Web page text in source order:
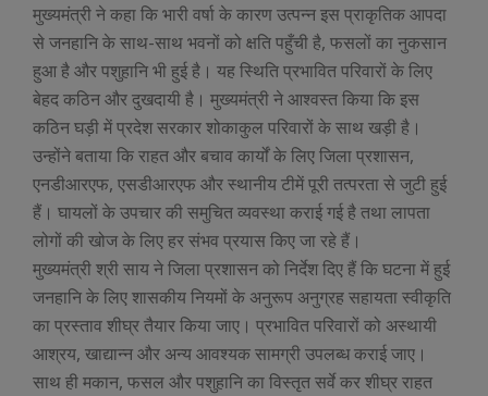
मुख्यमंत्री ने कहा कि भारी वर्षा के कारण उत्पन्न इस प्राकृतिक आपदा
से जनहानि के साथ-साथ भवनों को क्षति पहुँची है, फसलों का नुकसान
हुआ है और पशुहानि भी हुई है। यह स्थिति प्रभावित परिवारों के लिए
बेहद कठिन और दुखदायी है। मुख्यमंत्री ने आश्वस्त किया कि इस
कठिन घड़ी में प्रदेश सरकार शोकाकुल परिवारों के साथ खड़ी है।
उन्होंने बताया कि राहत और बचाव कार्यों के लिए जिला प्रशासन,
एनडीआरएफ, एसडीआरएफ और स्थानीय टीमें पूरी तत्परता से जुटी हुई
हैं। घायलों के उपचार की समुचित व्यवस्था कराई गई है तथा लापता
लोगों की खोज के लिए हर संभव प्रयास किए जा रहे हैं।
मुख्यमंत्री श्री साय ने जिला प्रशासन को निर्देश दिए हैं कि घटना में हुई
जनहानि के लिए शासकीय नियमों के अनुरूप अनुग्रह सहायता स्वीकृति
का प्रस्ताव शीघ्र तैयार किया जाए। प्रभावित परिवारों को अस्थायी
आश्रय, खाद्यान्न और अन्य आवश्यक सामग्री उपलब्ध कराई जाए।
साथ ही मकान, फसल और पशुहानि का विस्तृत सर्वे कर शीघ्र राहत